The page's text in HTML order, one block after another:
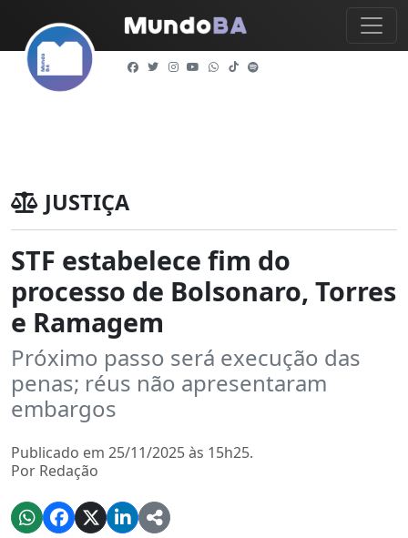
JUSTIÇA
STF estabelece fim do
processo de Bolsonaro, Torres
e Ramagem
Próximo passo será execução das
penas; réus não apresentaram
embargos
Publicado em 25/11/2025 às 15h25.
Por Redação